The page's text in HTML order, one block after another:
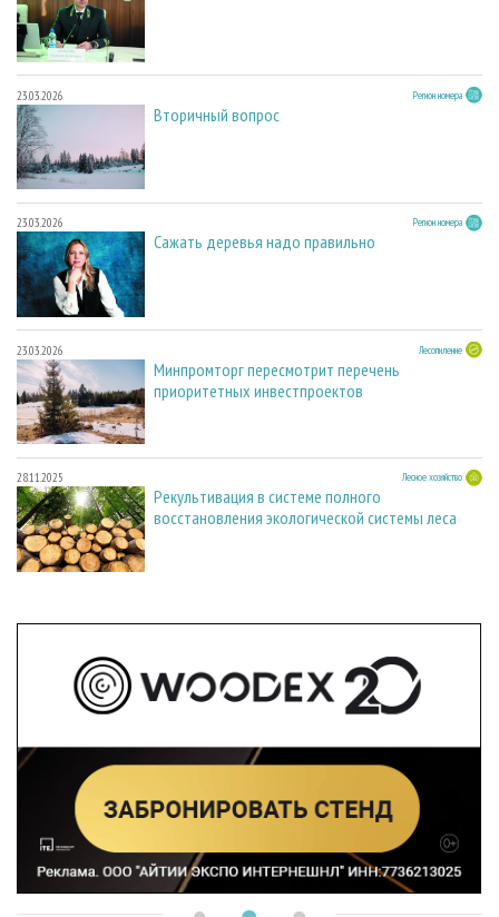
23.03.2026 Регион номера
Вторичный вопрос
23.03.2026 Регион номера
Сажать деревья надо правильно
23.03.2026 Лесопиление
Минпромторг пересмотрит перечень
приоритетных инвестпроектов
28.11.2025 Лесное хозяйство
Рекультивация в системе полного
восстановления экологической системы леса